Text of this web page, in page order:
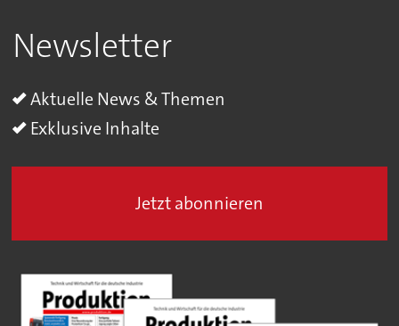
Newsletter
Aktuelle News & Themen
Exklusive Inhalte
Jetzt abonnieren